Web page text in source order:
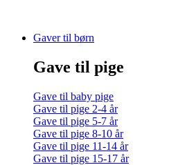
Gaver til børn
Gave til pige
Gave til baby pige
Gave til pige 2-4 år
Gave til pige 5-7 år
Gave til pige 8-10 år
Gave til pige 11-14 år
Gave til pige 15-17 år